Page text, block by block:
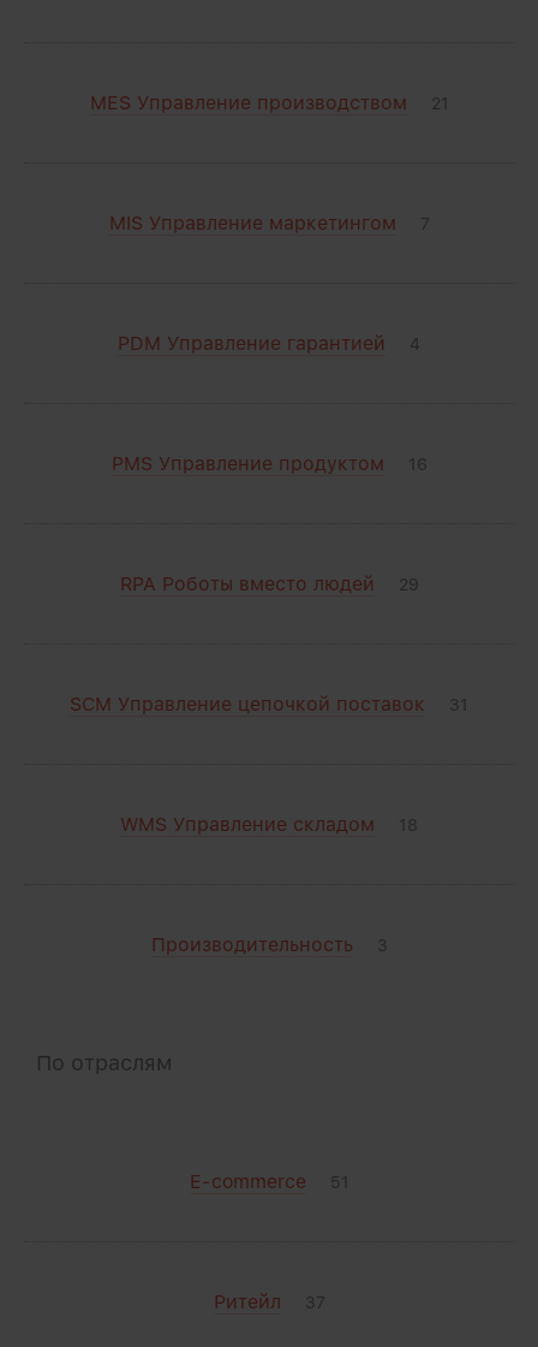
MES Управление производством 21
MIS Управление маркетингом 7
PDM Управление гарантией 4
PMS Управление продуктом 16
RPA Роботы вместо людей 29
SCM Управление цепочкой поставок 31
WMS Управление складом 18
Производительность 3
По отраслям
E-commerce 51
Ритейл 37